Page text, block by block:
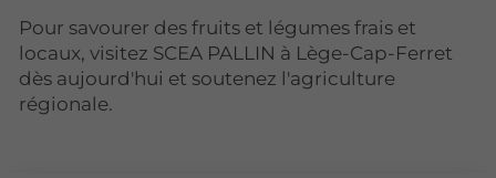
Pour savourer des fruits et légumes frais et
locaux, visitez SCEA PALLIN à Lège-Cap-Ferret
dès aujourd'hui et soutenez l'agriculture
régionale.